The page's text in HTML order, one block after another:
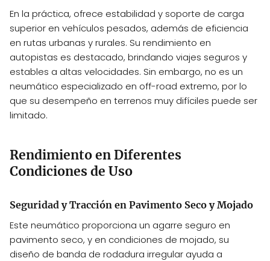
En la práctica, ofrece estabilidad y soporte de carga
superior en vehículos pesados, además de eficiencia
en rutas urbanas y rurales. Su rendimiento en
autopistas es destacado, brindando viajes seguros y
estables a altas velocidades. Sin embargo, no es un
neumático especializado en off-road extremo, por lo
que su desempeño en terrenos muy difíciles puede ser
limitado.
Rendimiento en Diferentes
Condiciones de Uso
Seguridad y Tracción en Pavimento Seco y Mojado
Este neumático proporciona un agarre seguro en
pavimento seco, y en condiciones de mojado, su
diseño de banda de rodadura irregular ayuda a